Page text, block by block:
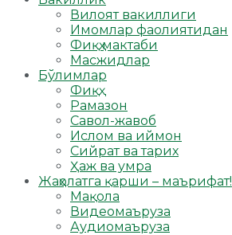
Вилоят вакиллиги
Имомлар фаолиятидан
Фиқҳ мактаби
Масжидлар
Бўлимлар
Фиқҳ
Рамазон
Савол-жавоб
Ислом ва иймон
Сийрат ва тарих
Ҳаж ва умра
Жаҳолатга қарши – маърифат!
Мақола
Видеомаъруза
Аудиомаъруза